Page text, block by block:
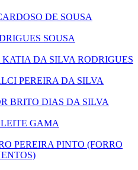
DE SOUSA
SOUSA
DA SILVA RODRIGUES
PEREIRA DA SILVA
BRITO DIAS DA SILVA
GAMA
PEREIRA PINTO (FORRO